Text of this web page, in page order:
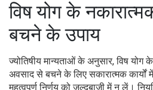
विष योग के
बचने के उपाय
ज्योतिषीय मान्यताओं के अनुसार, विष योग
अवसाद से बचने के लिए सकारात्मक कार्यों
महत्वपूर्ण निर्णय को जल्दबाजी में न लें।